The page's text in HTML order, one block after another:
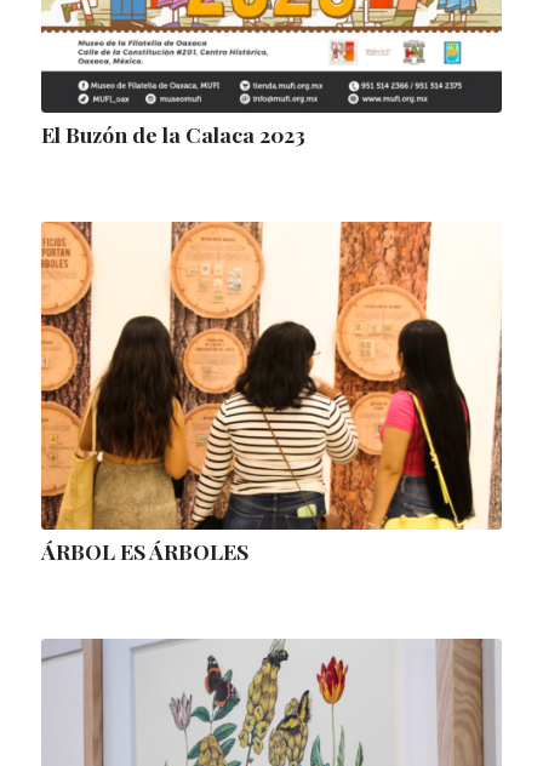
El Buzón de la Calaca 2023
ÁRBOL ES ÁRBOLES